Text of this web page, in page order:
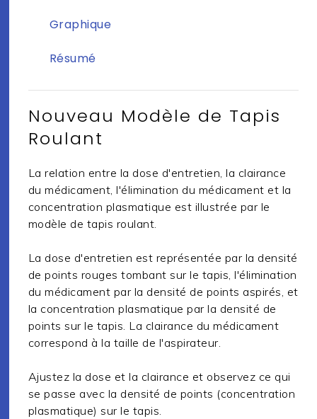
Graphique
Résumé
Nouveau Modèle de Tapis
Roulant
La relation entre la dose d'entretien, la clairance
du médicament, l'élimination du médicament et la
concentration plasmatique est illustrée par le
modèle de tapis roulant.
La dose d'entretien est représentée par la densité
de points rouges tombant sur le tapis, l'élimination
du médicament par la densité de points aspirés, et
la concentration plasmatique par la densité de
points sur le tapis. La clairance du médicament
correspond à la taille de l'aspirateur.
Ajustez la dose et la clairance et observez ce qui
se passe avec la densité de points (concentration
plasmatique) sur le tapis.